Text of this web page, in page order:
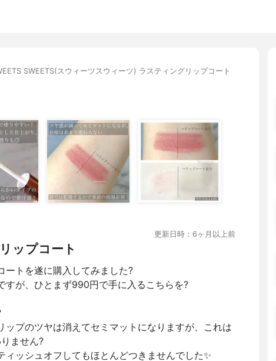
SWEETS(スウィーツスウィーツ) ラスティングリップコート
更新日時：6ヶ月以上前
ップコート
ートを遂に購入してみました?
すが、ひとまず990円で手に入るこちらを?
ップのツヤは消えてセミマットになりますが、これは
ません?
ィッシュオフしてもほとんどつきませんでした✨